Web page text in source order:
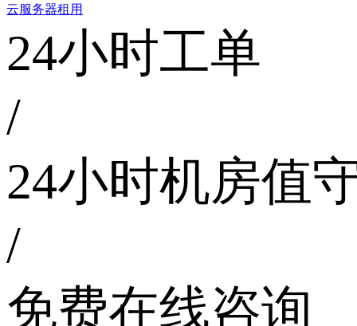
云服务器租用
24小时工单
/
24小时机房值
/
免费在线咨询